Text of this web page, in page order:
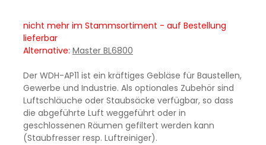
nicht mehr im Stammsortiment - auf Bestellung
lieferbar
Alternative: Master BL6800
Der WDH-AP11 ist ein kräftiges Gebläse für Baustellen,
Gewerbe und Industrie. Als optionales Zubehör sind
Luftschläuche oder Staubsäcke verfügbar, so dass
die abgeführte Luft weggeführt oder in
geschlossenen Räumen gefiltert werden kann
(Staubfresser resp. Luftreiniger).